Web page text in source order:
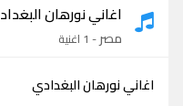
اغاني نورهان
مصر- 1 اغنية
اغاني نورهان البغدادي